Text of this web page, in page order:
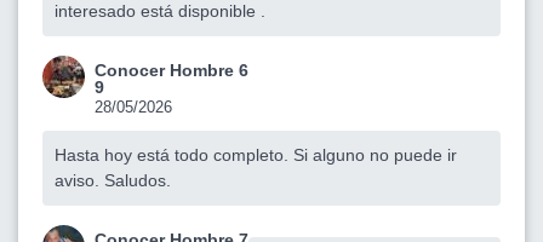
interesado está disponible .
Conocer Hombre 6
9
28/05/2026
Hasta hoy está todo completo. Si alguno no puede ir
aviso. Saludos.